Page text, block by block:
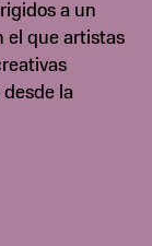
a un
el que artistas
la